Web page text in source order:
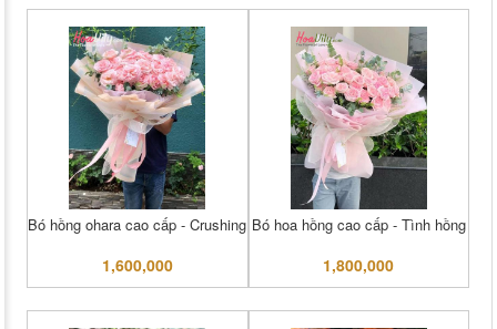
Bó hồng ohara cao cấp - Crushing
1,600,000
Bó hoa hồng cao cấp - Tình hồng
1,800,000